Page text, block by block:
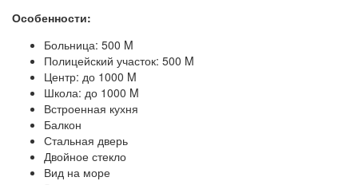
Особенности:
Больница: 500 M
Полицейский участок: 500 M
Центр: до 1000 M
Школа: до 1000 M
Встроенная кухня
Балкон
Стальная дверь
Двойное стекло
Вид на море